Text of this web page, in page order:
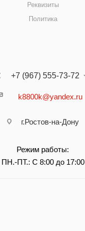
Реквизиты
Политика
+7 (967) 555-73-72
k8800k@yandex.ru
г.Ростов-на-Дону
Режим работы:
ПН.-ПТ.: С 8:00 до 17:00